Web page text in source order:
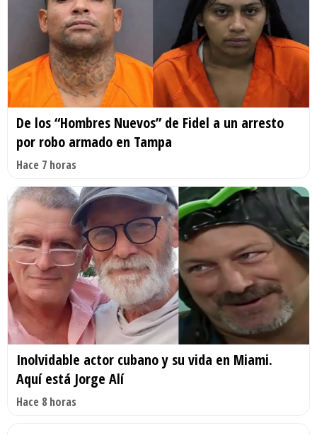
De los “Hombres Nuevos” de Fidel a un arresto
por robo armado en Tampa
Hace 7 horas
Inolvidable actor cubano y su vida en Miami.
Aquí está Jorge Alí
Hace 8 horas